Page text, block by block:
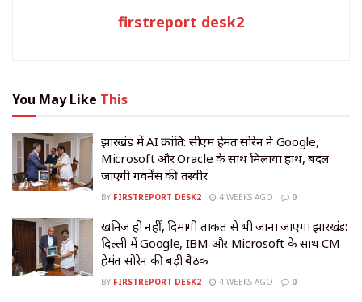
firstreport desk2
You May Like This
झारखंड में AI क्रांति: सीएम हेमंत सोरेन ने Google,
Microsoft और Oracle के साथ मिलाया हाथ, बदल
जाएगी गवर्नेंस की तस्वीर
BY FIRSTREPORT DESK2 4 WEEKS AGO 0
खनिज ही नहीं, दिमागी ताकत से भी जाना जाएगा झारखंड:
दिल्ली में Google, IBM और Microsoft के साथ CM
हेमंत सोरेन की बड़ी बैठक
BY FIRSTREPORT DESK2 4 WEEKS AGO 0